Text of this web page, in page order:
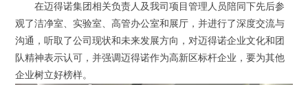
在迈得诺集团相关负责人及我司项目管理人员陪同下先后参
观了洁净室、实验室、高管办公室和展厅，并进行了深度交流与
沟通，听取了公司现状和未来发展方向，对迈得诺企业文化和团
队精神表示认可，并强调迈得诺作为高新区标杆企业，要为其他
企业树立好榜样。